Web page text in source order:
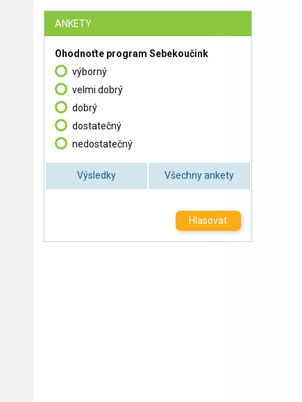
ANKETY
Ohodnoťte program Sebekoučink
výborný
velmi dobrý
dobrý
dostatečný
nedostatečný
Výsledky Všechny ankety
Hlasovat